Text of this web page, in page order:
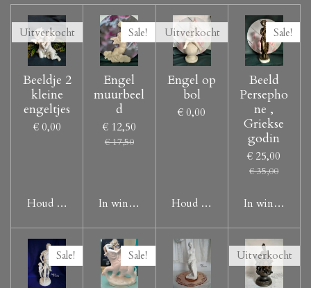
Uitverkocht
Beeldje 2
kleine
engeltjes
€ 0,00
Houd mij op de hoogte
Sale!
Engel
muurbeel
d
€ 12,50
€ 17,50
In winkelwagen
Uitverkocht
Engel op
bol
€ 0,00
Houd mij op de hoogte
Sale!
Beeld
Persepho
ne ,
Griekse
godin
€ 25,00
€ 35,00
In
Sale! Sale! Uitverkocht